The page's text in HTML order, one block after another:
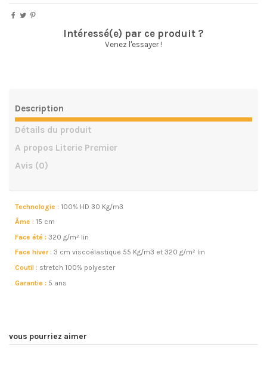
Intéressé(e) par ce produit ?
Venez l'essayer !
Description
Détails du produit
A propos Literie Premier
Avis (0)
Technologie : 100% HD 30 Kg/m3
Âme : 15 cm
Face été : 320 g/m² lin
Face hiver : 3 cm viscoélastique 55 Kg/m3 et 320 g/m² lin
Coutil : stretch 100% polyester
Garantie : 5 ans
vous pourriez aimer